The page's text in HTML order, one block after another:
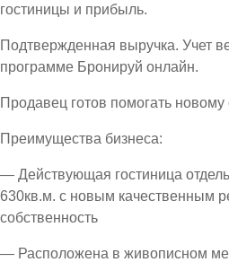
гостиницы и прибыль.
Подтвержденная выручка. Учет
программе Бронируй онлайн.
Продавец готов помогать новому
Преимущества бизнеса:
— Действующая гостиница
630кв.м. с новым качественным
собственность
— Расположена в живописном